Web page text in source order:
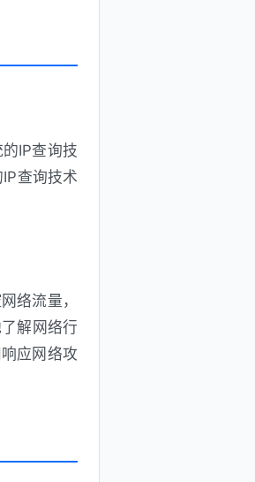
IP查询技
查询技术
络流量，
解网络行
应网络攻